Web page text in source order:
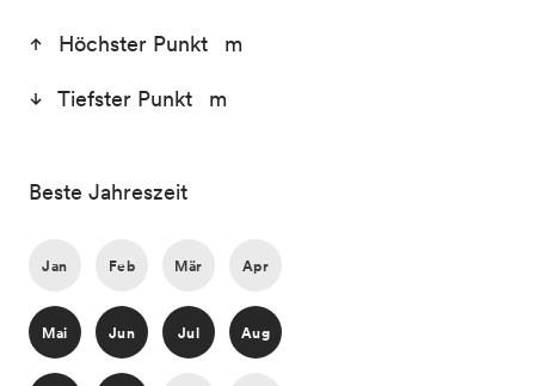
Höchster Punkt m
Tiefster Punkt m
Beste Jahreszeit
Jan Feb Mär Apr
Mai Jun Jul Aug